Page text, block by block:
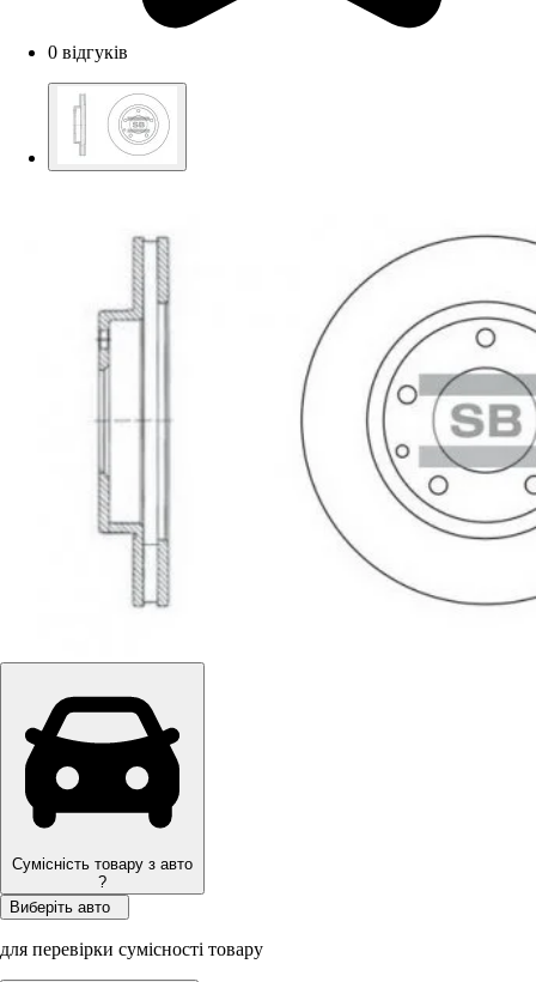
0 відгуків
Сумісність товару з авто
?
Виберіть авто
для перевірки сумісності товару